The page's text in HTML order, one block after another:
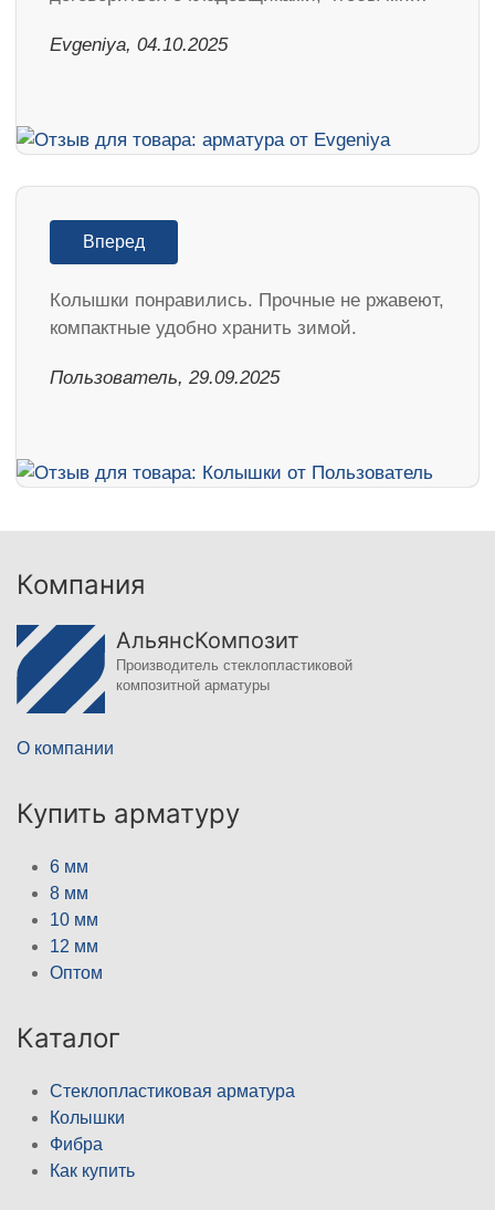
Evgeniya, 04.10.2025
Вперед
Колышки понравились. Прочные не ржавеют,
компактные удобно хранить зимой.
Пользователь, 29.09.2025
Компания
АльянсКомпозит
Производитель стеклопластиковой
композитной арматуры
О компании
Купить арматуру
6 мм
8 мм
10 мм
12 мм
Оптом
Каталог
Стеклопластиковая арматура
Колышки
Фибра
Как купить